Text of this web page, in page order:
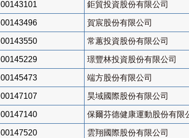
00143101 鉅貿投資股份有限公司
00143496 賀宸股份有限公司
00143550 常蕙投資股份有限公司
00145229 璟豐林投資股份有限公司
00145473 端方股份有限公司
00147107 昊域國際股份有限公司
00147140 保爾芬德健康運動股份有限
00147520 雲翔國際股份有限公司